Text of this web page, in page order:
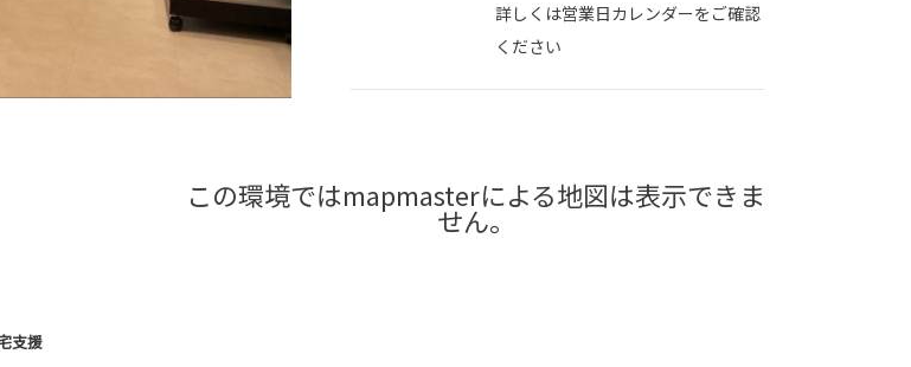
詳しくは営業日カレンダーをご確認
ください
支援
この環境ではmapmasterによる地図は表示できま
せん。